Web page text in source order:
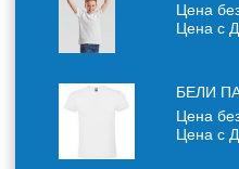
Цена
Цена с
Цена
Цена с